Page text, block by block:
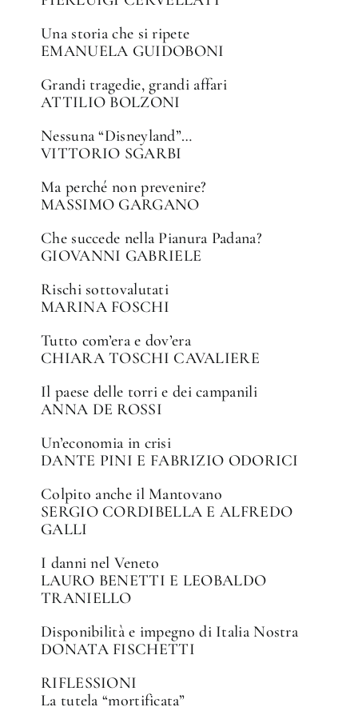
Una storia che si ripete
EMANUELA GUIDOBONI
Grandi tragedie, grandi affari
ATTILIO BOLZONI
Nessuna “Disneyland”…
VITTORIO SGARBI
Ma perché non prevenire?
MASSIMO GARGANO
Che succede nella Pianura Padana?
GIOVANNI GABRIELE
Rischi sottovalutati
MARINA FOSCHI
Tutto com’era e dov’era
CHIARA TOSCHI CAVALIERE
Il paese delle torri e dei campanili
ANNA DE ROSSI
Un’economia in crisi
DANTE PINI E FABRIZIO ODORICI
Colpito anche il Mantovano
SERGIO CORDIBELLA E ALFREDO
GALLI
I danni nel Veneto
LAURO BENETTI E LEOBALDO
TRANIELLO
Disponibilità e impegno di Italia Nostra
DONATA FISCHETTI
RIFLESSIONI
La tutela “mortificata”